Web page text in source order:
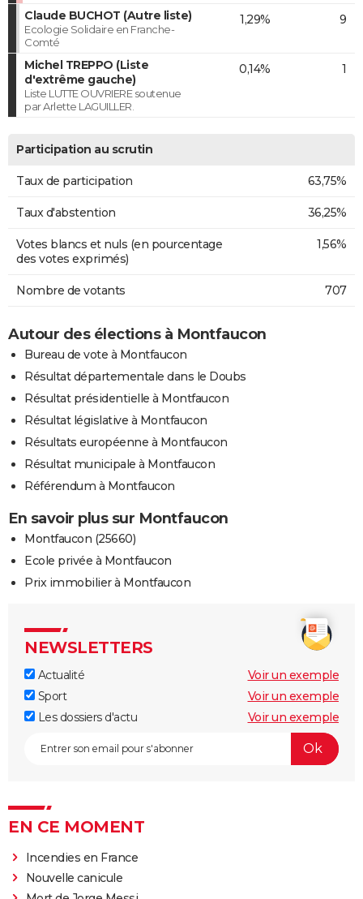
Claude BUCHOT (Autre liste)
Ecologie Solidaire en Franche-
Comté
1,29% 9
Michel TREPPO (Liste
d'extrême gauche)
Liste LUTTE OUVRIERE soutenue
par Arlette LAGUILLER.
0,14% 1
Participation au scrutin
Taux de participation 63,75%
Taux d'abstention 36,25%
Votes blancs et nuls (en pourcentage
des votes exprimés)
1,56%
Nombre de votants 707
Autour des élections à Montfaucon
Bureau de vote à Montfaucon
Résultat départementale dans le Doubs
Résultat présidentielle à Montfaucon
Résultat législative à Montfaucon
Résultats européenne à Montfaucon
Résultat municipale à Montfaucon
Référendum à Montfaucon
En savoir plus sur Montfaucon
Montfaucon (25660)
Ecole privée à Montfaucon
Prix immobilier à Montfaucon
NEWSLETTERS
Actualité
Voir un exemple
Sport
Voir un exemple
Les dossiers d'actu
Voir un exemple
EN CE MOMENT
Incendies en France
Nouvelle canicule